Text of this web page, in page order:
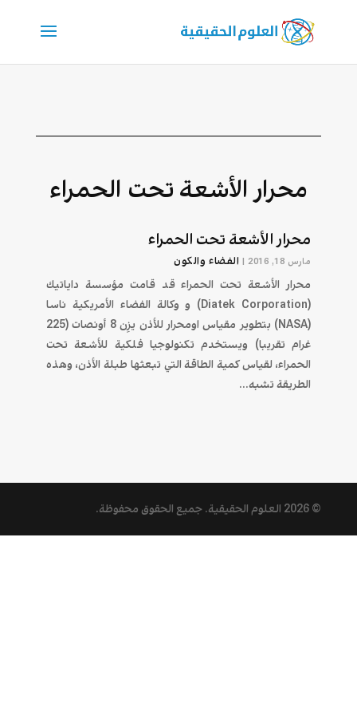
محرار الأشعة تحت الحمراء
محرار الأشعة تحت الحمراء
مارس 18, 2016 | الفضاء والكون
محرار الأشعة تحت الحمراء قد قامت مؤسسة داياتيك
(Diatek Corporation) و وكالة الفضاء الأمريكية ناسا
(NASA) بتطوير مقياس اومحرار للأذن يزِن 8 أونصات (225
غرام تقريبا) ويستخدم تكنولوجيا فلكية للأشعة تحت
الحمراء، لقياس كمية الطاقة التي تبعثها طبلة الأذن، وهذه
الطريقة تشبه...
© 2026 العلوم الحقيقية. جميع الحقوق محفوظة.